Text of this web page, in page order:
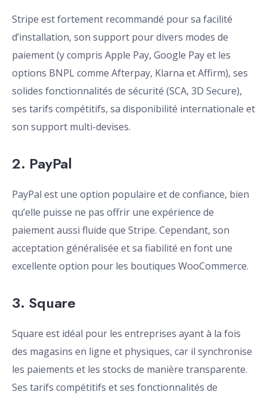
Stripe est fortement recommandé pour sa facilité
d’installation, son support pour divers modes de
paiement (y compris Apple Pay, Google Pay et les
options BNPL comme Afterpay, Klarna et Affirm), ses
solides fonctionnalités de sécurité (SCA, 3D Secure),
ses tarifs compétitifs, sa disponibilité internationale et
son support multi-devises.
2. PayPal
PayPal est une option populaire et de confiance, bien
qu’elle puisse ne pas offrir une expérience de
paiement aussi fluide que Stripe. Cependant, son
acceptation généralisée et sa fiabilité en font une
excellente option pour les boutiques WooCommerce.
3. Square
Square est idéal pour les entreprises ayant à la fois
des magasins en ligne et physiques, car il synchronise
les paiements et les stocks de manière transparente.
Ses tarifs compétitifs et ses fonctionnalités de